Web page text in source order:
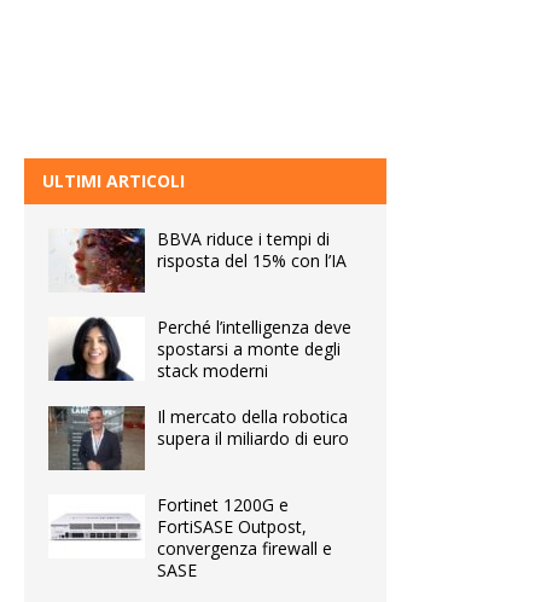
ULTIMI ARTICOLI
BBVA riduce i tempi di
risposta del 15% con l’IA
Perché l’intelligenza deve
spostarsi a monte degli
stack moderni
Il mercato della robotica
supera il miliardo di euro
Fortinet 1200G e
FortiSASE Outpost,
convergenza firewall e
SASE